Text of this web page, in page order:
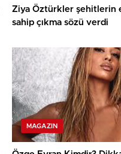
Ziya Öztürkler şehitlerin
sahip çıkma sözü verdi
MAGAZIN